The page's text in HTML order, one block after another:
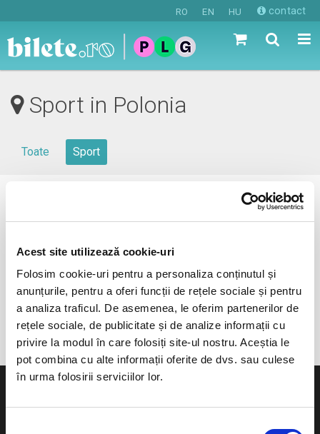
Acest site utilizează cookie-uri
Folosim cookie-uri pentru a personaliza conținutul și
anunțurile, pentru a oferi funcții de rețele sociale și pentru
a analiza traficul. De asemenea, le oferim partenerilor de
rețele sociale, de publicitate și de analize informații cu
privire la modul în care folosiți site-ul nostru. Aceștia le
pot combina cu alte informații oferite de dvs. sau culese
în urma folosirii serviciilor lor.
RO EN HU contact
Sport in Polonia
Toate Sport
0 evenimente in viitorul apropiat
anunta-ma pe email cand apare urmatorul eveniment la
Polonia